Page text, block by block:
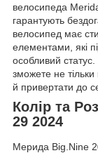
велосипеда
гарантують
велосипед має
елементами, які
особливий
зможете не
й привертати до
Колір та
29 2024
Мерида Big.Nine